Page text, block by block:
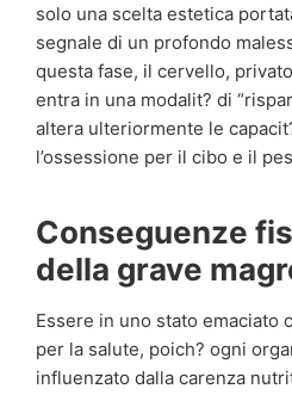
solo una scelta estetica
segnale di un profondo
questa fase, il cervello,
entra in una modalit? di
altera ulteriormente le
l’ossessione per il cibo e il
Conseguenze
della grave
Essere in uno stato emaciato
per la salute, poich? ogni
influenzato dalla carenza